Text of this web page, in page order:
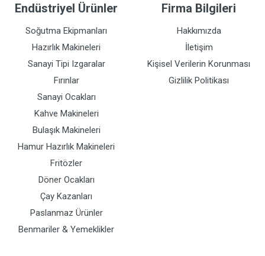
Endüstriyel Ürünler
Soğutma Ekipmanları
Hazırlık Makineleri
Sanayi Tipi Izgaralar
Fırınlar
Sanayi Ocakları
Kahve Makineleri
Bulaşık Makineleri
Hamur Hazırlık Makineleri
Fritözler
Döner Ocakları
Çay Kazanları
Paslanmaz Ürünler
Benmariler & Yemeklikler
Firma Bilgileri
Hakkımızda
İletişim
Kişisel Verilerin Korunması
Gizlilik Politikası